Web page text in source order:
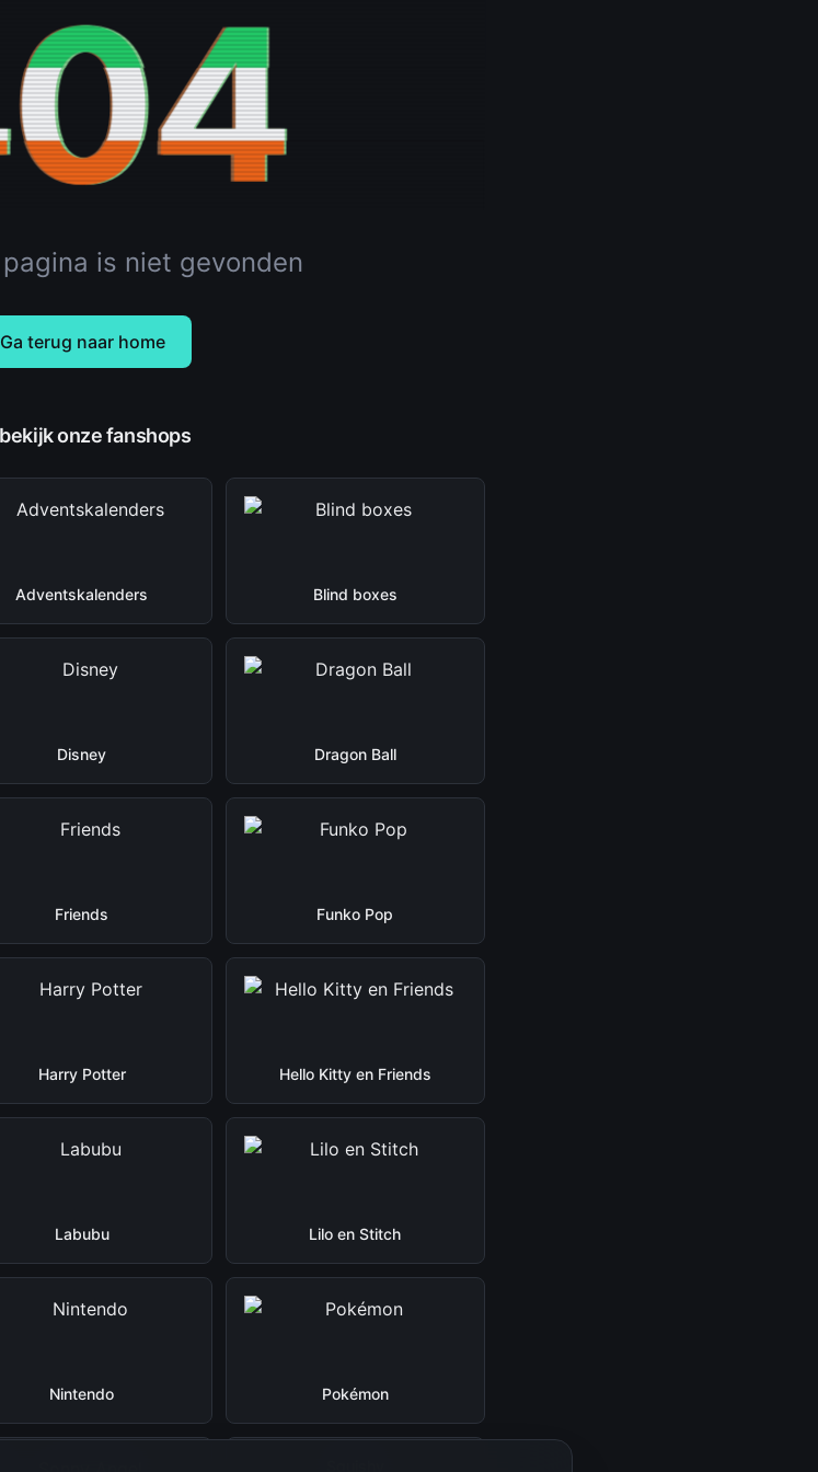
is niet gevonden
Ga terug naar home
onze fanshops
Adventskalenders Blind boxes
Disney Dragon Ball
Friends Funko Pop
Harry Potter Hello Kitty en Friends
Labubu Lilo en Stitch
Nintendo Pokémon